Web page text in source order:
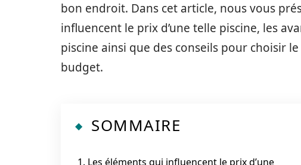
bon endroit. Dans cet article, nous vous
influencent le prix d’une telle piscine, les
piscine ainsi que des conseils pour choisir
budget.
SOMMAIRE
1. Les éléments qui influencent le prix d’une